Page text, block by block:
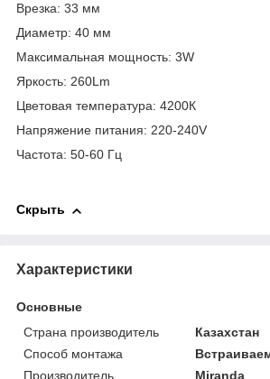
Врезка: 33 мм
Диаметр: 40 мм
Максимальная мощность: 3W
Яркость: 260Lm
Цветовая температура: 4200К
Напряжение питания: 220-240V
Частота: 50-60 Гц
Скрыть
Характеристики
Основные
Страна производитель
Казахстан
Способ монтажа
Производитель
Miranda